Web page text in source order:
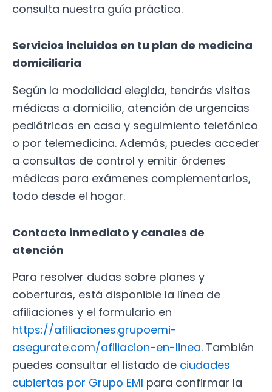
consulta nuestra guía práctica.
Servicios incluidos en tu plan de medicina
domiciliaria
Según la modalidad elegida, tendrás visitas
médicas a domicilio, atención de urgencias
pediátricas en casa y seguimiento telefónico
o por telemedicina. Además, puedes acceder
a consultas de control y emitir órdenes
médicas para exámenes complementarios,
todo desde el hogar.
Contacto inmediato y canales de
atención
Para resolver dudas sobre planes y
coberturas, está disponible la línea de
afiliaciones y el formulario en
https://afiliaciones.grupoemi-
asegurate.com/afiliacion-en-linea. También
puedes consultar el listado de ciudades
cubiertas por Grupo EMI para confirmar la